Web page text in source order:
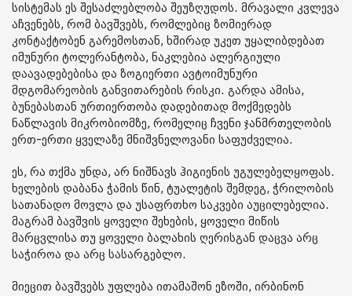
სისტემას ეს შესაძლებლობა შეუზღუდოს. მრავალი კვლევა
აჩვენებს, რომ ბავშვებს, რომლებიც ზომიერად
კონტაქტობენ გარემოსთან, ხშირად უკეთ უყალიბდებათ
იმუნური ტოლერანტობა, ნაკლებია ალერგიული
დაავადებებისა და ზოგიერთი ავტოიმუნური
მდგომარეობის განვითარების რისკი. გარდა ამისა,
ბუნებასთან ურთიერთობა დადებითად მოქმედებს
ნაწლავის მიკრობიომზე, რომელიც ჩვენი ჯანმრთელობის
ერთ-ერთი ყველაზე მნიშვნელოვანი საფუძველია.
ეს, რა თქმა უნდა, არ ნიშნავს ჰიგიენის უგულებელყოფას.
ხელების დაბანა ჭამის წინ, ტუალეტის შემდეგ, ჭრილობის
სათანადო მოვლა და უსაფრთხო საკვები აუცილებელია.
მაგრამ ბავშვის ყოველი შეხების, ყოველი მიწის
მარცვლისა თუ ყოველი ბალახის ღერისგან დაცვა არც
საჭიროა და არც სასარგებლო.
მიეცით ბავშვებს უფლება ითამაშონ ეზოში, ირბინონ